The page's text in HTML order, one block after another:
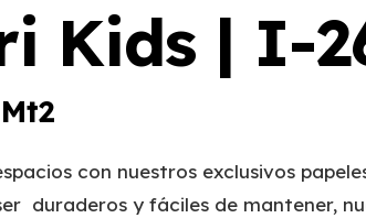
Kids | I-
con nuestros exclusivos
duraderos y fáciles de mantener,